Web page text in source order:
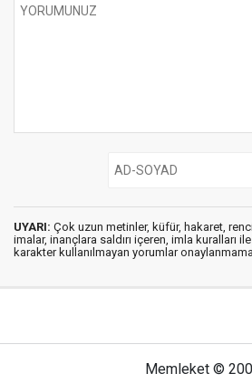
UYARI: Çok uzun metinler, küfür, hakaret,
imalar, inançlara saldırı içeren, imla kuralları
karakter kullanılmayan yorumlar
Memleket ©